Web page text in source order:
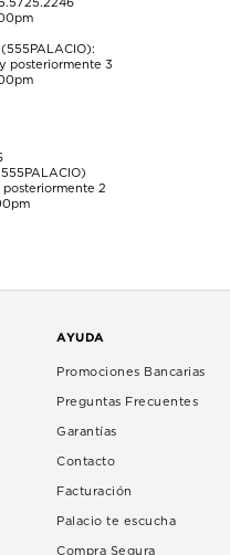
(555PALACIO):
posteriormente 3
posteriormente 2
AYUDA
Promociones Bancarias
Preguntas Frecuentes
Garantías
Contacto
Facturación
Palacio te escucha
Compra Segura